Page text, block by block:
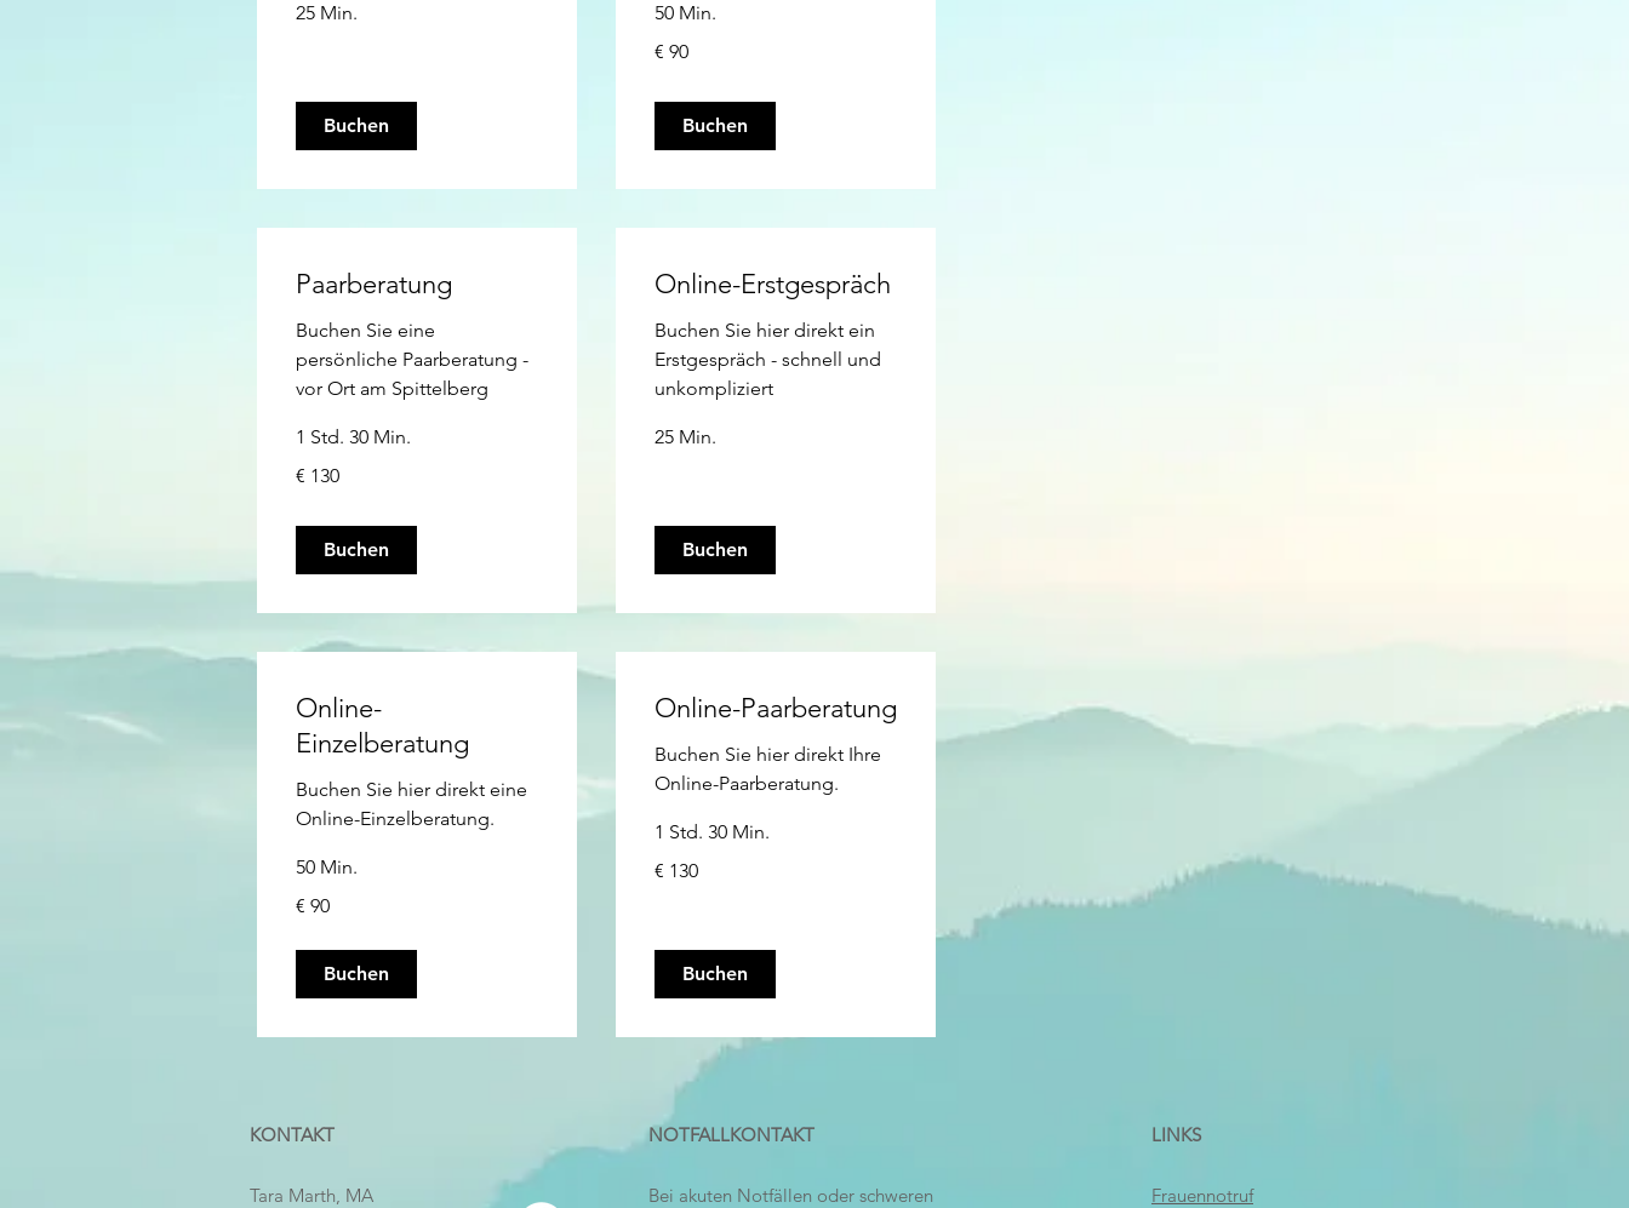
25 Min.
Buchen
50 Min.
Euro
€ 90
Buchen
Paarberatung
Buchen Sie eine
persönliche Paarberatung -
vor Ort am Spittelberg
1 Std. 30 Min.
Euro
€ 130
Buchen
Online-Erstgespräch
Buchen Sie hier direkt ein
Erstgespräch - schnell und
unkompliziert
25 Min.
Buchen
Online-
Einzelberatung
Buchen Sie hier direkt eine
Online-Einzelberatung.
50 Min.
Euro
€ 90
Buchen
Online-Paarberatung
Buchen Sie hier direkt Ihre
Online-Paarberatung.
1 Std. 30 Min.
Euro
€ 130
Buchen
KONTAKT
Tara Marth, MA
NOTFALLKONTAKT
Bei akuten Notfällen oder schweren
LINKS
Frauennotruf